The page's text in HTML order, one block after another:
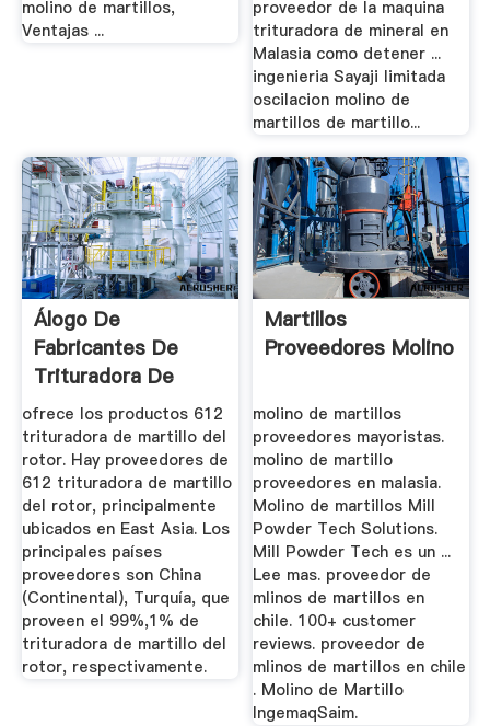
molino de martillos,
Ventajas ...
proveedor de la maquina
trituradora de mineral en
Malasia como detener ...
ingenieria Sayaji limitada
oscilacion molino de
martillos de martillo...
Álogo De
Fabricantes De
Trituradora De
Martillo Del ...
ofrece los productos 612
trituradora de martillo del
rotor. Hay proveedores de
612 trituradora de martillo
del rotor, principalmente
ubicados en East Asia. Los
principales países
proveedores son China
(Continental), Turquía, que
proveen el 99%,1% de
trituradora de martillo del
rotor, respectivamente.
Martillos
Proveedores Molino
molino de martillos
proveedores mayoristas.
molino de martillo
proveedores en malasia.
Molino de martillos Mill
Powder Tech Solutions.
Mill Powder Tech es un ...
Lee mas. proveedor de
mlinos de martillos en
chile. 100+ customer
reviews. proveedor de
mlinos de martillos en chile
. Molino de Martillo
IngemaqSaim.